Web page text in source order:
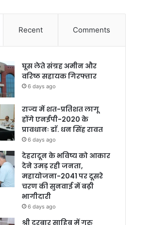
Recent Comments
घूस लेते संग्रह अमीन और
वरिष्ठ सहायक गिरफ्तार
6 days ago
राज्य में शत-प्रतिशत लागू
होंगे एनईपी-2020 के
प्रावधानः डाॅ. धन सिंह रावत
6 days ago
देहरादून के भविष्य को आकार
देने उमड़ रही जनता,
महायोजना-2041 पर दूसरे
चरण की सुनवाई में बढ़ी
भागीदारी
6 days ago
श्री दरबार साहिब में गुरु